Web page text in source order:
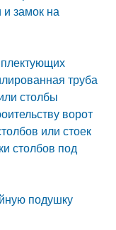
и замок на
труба
столбы
ворот
или стоек
столбов под
подушку